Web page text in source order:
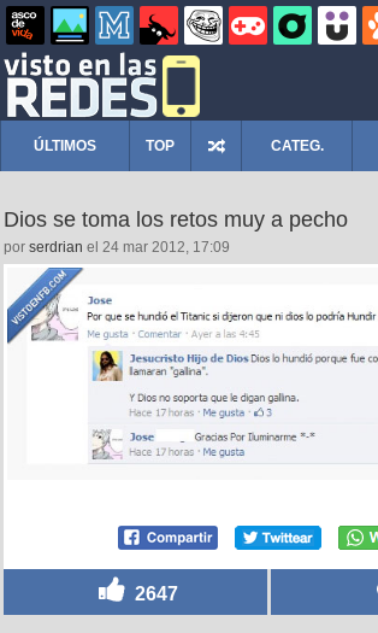
ÚLTIMOS TOP CATEG.
Dios se toma los retos muy a pecho
por serdrian el 24 mar 2012, 17:09
2647